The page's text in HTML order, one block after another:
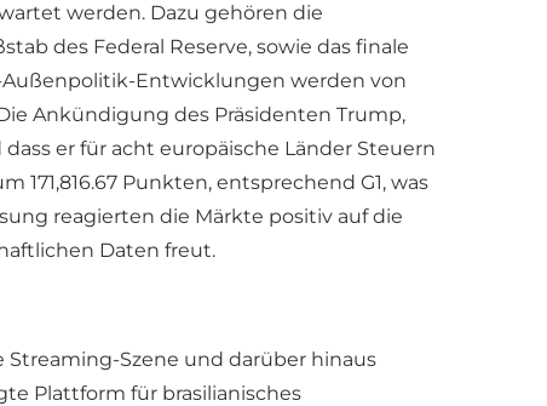
werden. Dazu gehören die
des Federal Reserve, sowie das finale
Außenpolitik-Entwicklungen werden von
Ankündigung des Präsidenten Trump,
er für acht europäische Länder Steuern
Punkten, entsprechend G1, was
reagierten die Märkte positiv auf die
Daten freut.
Szene und darüber hinaus
Plattform für brasilianisches